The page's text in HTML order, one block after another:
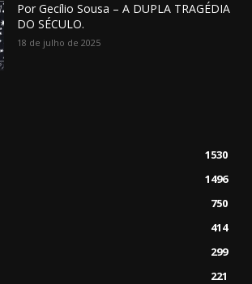
Por Gecílio Sousa – A DUPLA TRAGÉDIA
DO SÉCULO.
18 de julho de 2025
1530
1496
750
414
299
221